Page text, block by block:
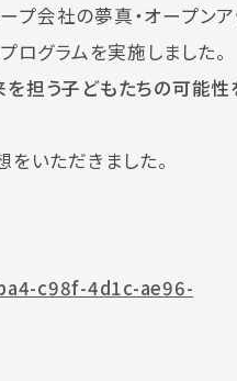
プ会社の夢真・オープン
ログラムを実施しました。
を担う子どもたちの可能性
をいただきました。
c98f-4d1c-ae96-